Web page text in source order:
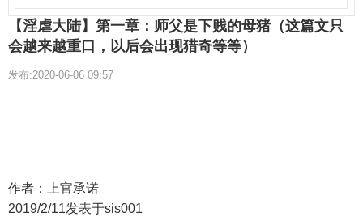
【淫虐大陆】第一章：师父是下贱的母猪（这篇文只
会越来越重口，以后会出现猎奇等等）
发布:2020-06-06 09:57
作者：上官承诺
2019/2/11发表于sis001